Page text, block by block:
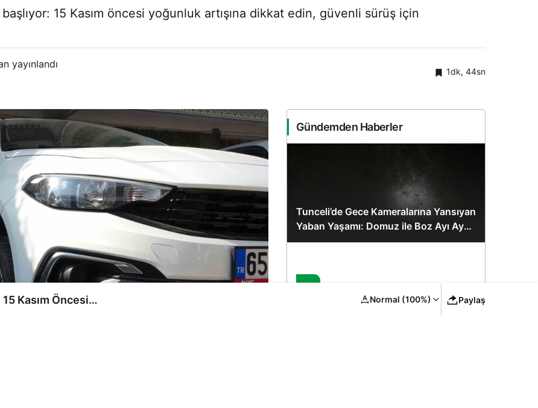
15 Kasım öncesi yoğunluk artışına dikkat edin, güvenli sürüş için
yayınlandı
1dk, 44sn
Normal (100%) Paylaş
Gündemden Haberler
Tunceli’de Gece Kameralarına Yansıyan
Yaban Yaşamı: Domuz ile Boz Ayı Aynı
Karede
2